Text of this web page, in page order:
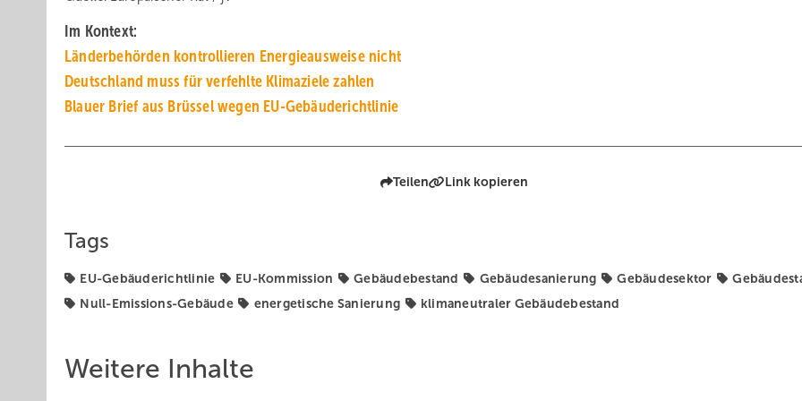
Im Kontext:
Länderbehörden kontrollieren Energieausweise nicht
Deutschland muss für verfehlte Klimaziele zahlen
Blauer Brief aus Brüssel wegen EU-Gebäuderichtlinie
Teilen Link kopieren
Tags
EU-Gebäuderichtlinie EU-Kommission Gebäudebestand Gebäudesanierung Gebäudesektor
Null-Emissions-Gebäude
energetische Sanierung klimaneutraler Gebäudebestand
Weitere Inhalte